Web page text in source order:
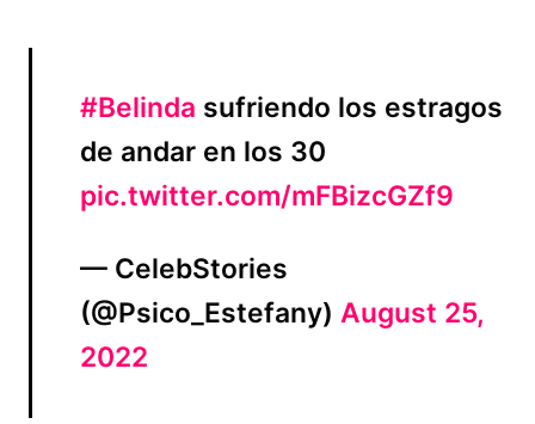
#Belinda sufriendo los estragos
de andar en los 30
pic.twitter.com/mFBizcGZf9
— CelebStories
(@Psico_Estefany) August 25,
2022